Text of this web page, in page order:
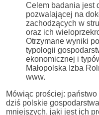
Celem badania jest
pozwalającej na
zachodzących w
oraz ich
Otrzymane wyniki
typologii
ekonomicznej i
Małopolska Izba
www.
Mówiąc prościej:
dziś polskie
mniejszych, jaki jest ich